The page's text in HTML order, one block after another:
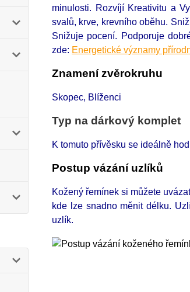
minulosti. Rozvíjí Kreativitu a
svalů, krve, krevního oběhu.
Snižuje pocení. Podporuje
zde: Energetické významy
Znamení zvěrokruhu
Skopec, Blíženci
Typ na dárkový komplet
K tomuto přívěsku se ideálně
Postup vázání uzlíků
Kožený řemínek si můžete
kde lze snadno měnit délku.
uzlík.